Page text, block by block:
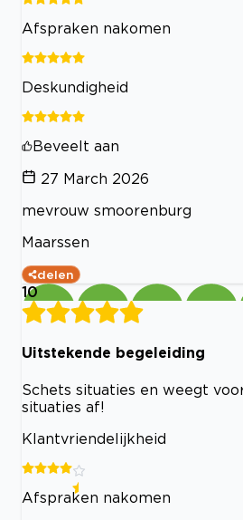
Afspraken nakomen
Deskundigheid
Beveelt aan
27 March 2026
mevrouw smoorenburg
Maarssen
delen
10
Uitstekende begeleiding
Schets situaties en weegt
situaties af!
Klantvriendelijkheid
Afspraken nakomen